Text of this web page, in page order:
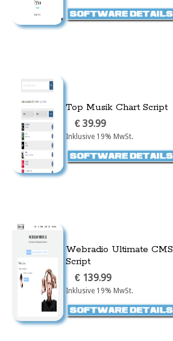
Top Musik Chart Script
€ 39.99
Inklusive 19% MwSt.
Webradio Ultimate CMS
Script
€ 139.99
Inklusive 19% MwSt.